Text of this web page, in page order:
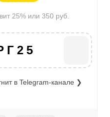
25% или 350 руб.
в Telegram-канале ❯